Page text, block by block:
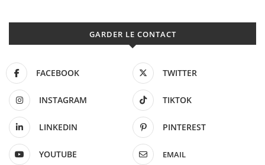
GARDER LE CONTACT
FACEBOOK TWITTER
INSTAGRAM TIKTOK
LINKEDIN PINTEREST
YOUTUBE EMAIL